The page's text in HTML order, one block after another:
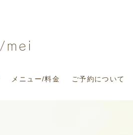
/mei
メニュー/料金 ご予約について